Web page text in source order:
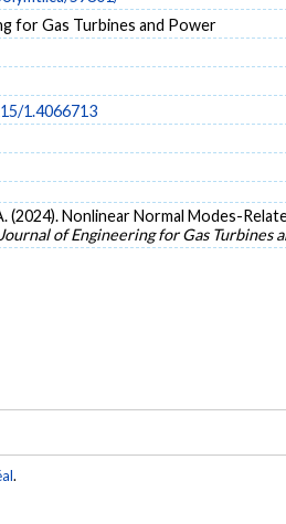
for Gas Turbines and Power
1.4066713
(2024). Nonlinear Normal Modes-
Journal of Engineering for Gas Turbines
.